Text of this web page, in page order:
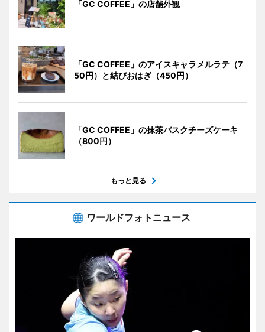
「GC COFFEE」の店舗外観
「GC COFFEE」のアイスキャラメルラテ（7
50円）と結びおはぎ（450円）
「GC COFFEE」の抹茶バスクチーズケーキ
（800円）
もっと見る
ワールドフォトニュース